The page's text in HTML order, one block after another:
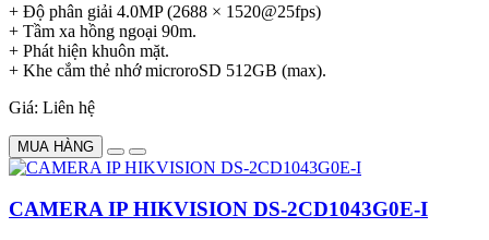
+ Độ phân giải 4.0MP (2688 × 1520@25fps)
+ Tầm xa hồng ngoại 90m.
+ Phát hiện khuôn mặt.
+ Khe cắm thẻ nhớ microroSD 512GB (max).
Giá: Liên hệ
MUA HÀNG
CAMERA IP HIKVISION DS-2CD1043G0E-I